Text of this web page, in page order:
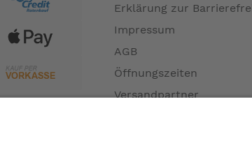
Erklärung zur
Impressum
AGB
Öffnungszeiten
Versandpartner